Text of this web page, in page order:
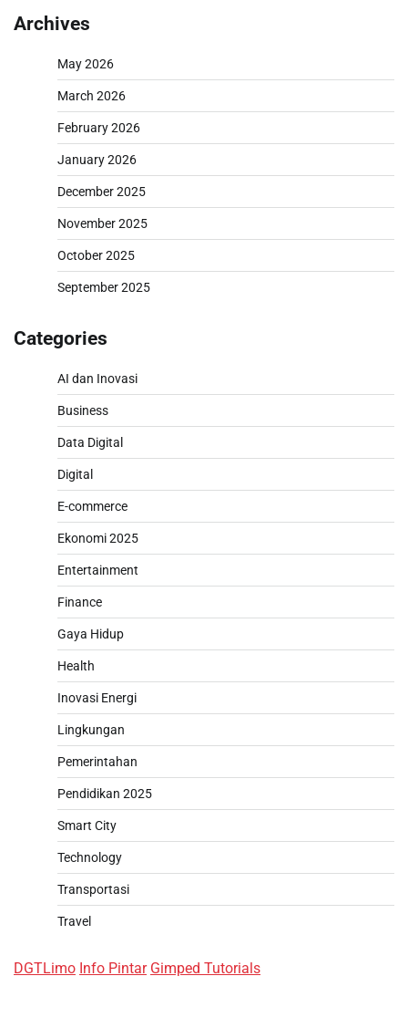
Archives
May 2026
March 2026
February 2026
January 2026
December 2025
November 2025
October 2025
September 2025
Categories
AI dan Inovasi
Business
Data Digital
Digital
E-commerce
Ekonomi 2025
Entertainment
Finance
Gaya Hidup
Health
Inovasi Energi
Lingkungan
Pemerintahan
Pendidikan 2025
Smart City
Technology
Transportasi
Travel
DGTLimo Info Pintar Gimped Tutorials